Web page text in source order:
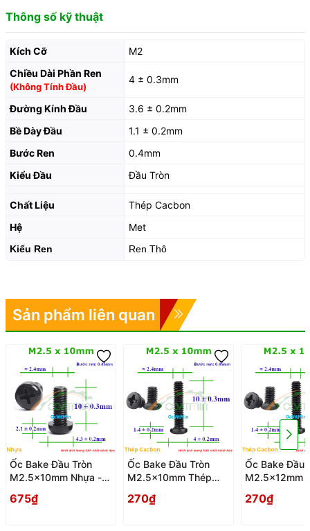
Thông số kỹ thuật
Kích Cỡ
M2
Chiều Dài Phần Ren
(Không Tính Đầu)
4 ± 0.3mm
Đường Kính Đầu
3.6 ± 0.2mm
Bề Dày Đầu
1.1 ± 0.2mm
Bước Ren
0.4mm
Kiểu Đầu
Đầu Tròn
Chất Liệu
Thép Cacbon
Hệ
Met
Kiểu Ren Ren Thô
Sản phẩm liên quan
Ốc Bake Đầu Tròn
M2.5x10mm Nhựa -
675₫
Ốc Bake Đầu Tròn
M2.5x10mm Thép
Dau Tron
270₫
Ốc Bake Đầu
M2.5x12mm
Dau Tron
270₫